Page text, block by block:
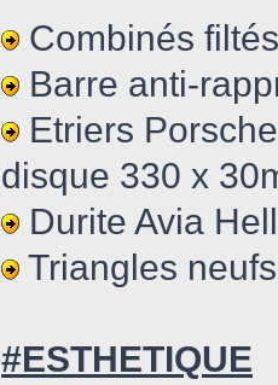
Combinés
Barre anti-
Etriers
disque 330 x
Durite Avia
Triangles
#ESTHETIQUE